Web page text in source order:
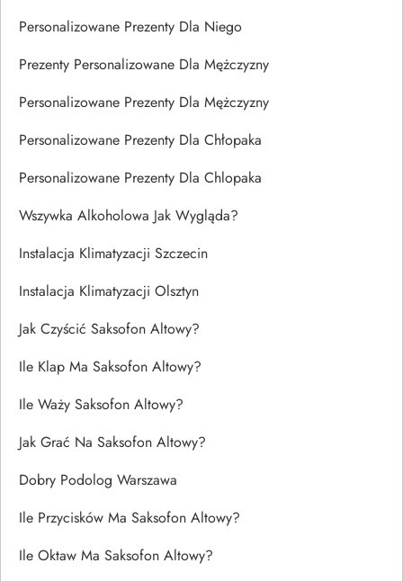
Personalizowane Prezenty Dla Niego
Prezenty Personalizowane Dla Mężczyzny
Personalizowane Prezenty Dla Mężczyzny
Personalizowane Prezenty Dla Chłopaka
Personalizowane Prezenty Dla Chlopaka
Wszywka Alkoholowa Jak Wygląda?
Instalacja Klimatyzacji Szczecin
Instalacja Klimatyzacji Olsztyn
Jak Czyścić Saksofon Altowy?
Ile Klap Ma Saksofon Altowy?
Ile Waży Saksofon Altowy?
Jak Grać Na Saksofon Altowy?
Dobry Podolog Warszawa
Ile Przycisków Ma Saksofon Altowy?
Ile Oktaw Ma Saksofon Altowy?